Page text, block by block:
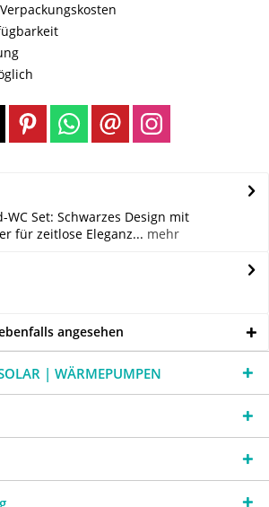
WC Set: Schwarzes Design mit
für zeitlose Eleganz... mehr
angesehen
| WÄRMEPUMPEN